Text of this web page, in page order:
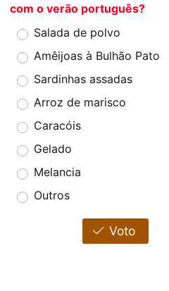
com o verão português?
Salada de polvo
Amêijoas à Bulhão Pato
Sardinhas assadas
Arroz de marisco
Caracóis
Gelado
Melancia
Outros
Voto